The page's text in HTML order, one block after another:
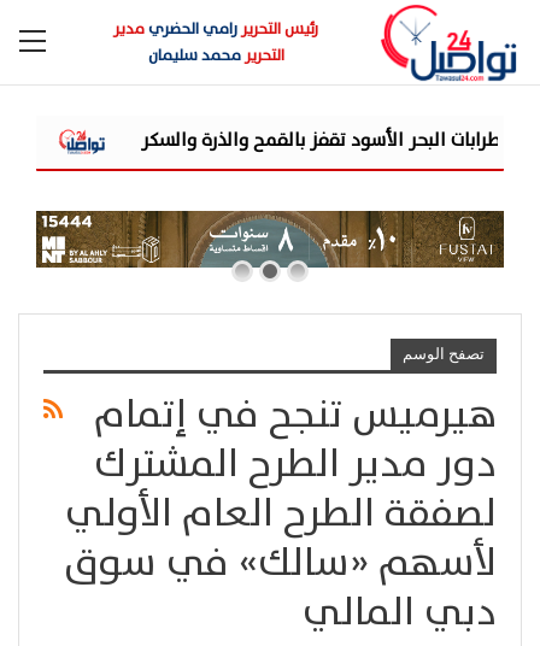
رئيس التحريررامي الحضريمدير
التحريرمحمد سليمان
البنك
تصفح الوسم
هيرميس تنجح في إتمام
دور مدير الطرح المشترك
لصفقة الطرح العام الأولي
لأسهم «سالك» في سوق
دبي المالي